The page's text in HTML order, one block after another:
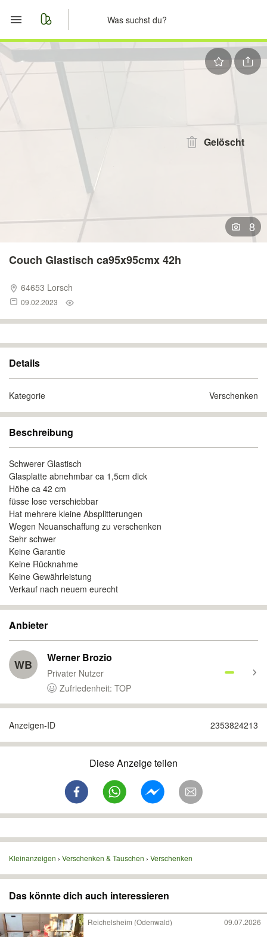
Merkliste
Nachrichten
Anzeige aufgeben
Gelöscht
8
Couch Glastisch ca95x95cmx 42h
64653 Lorsch
09.02.2023
Details
Kategorie Verschenken
Beschreibung
Schwerer Glastisch
Glasplatte abnehmbar ca 1,5cm dick
Höhe ca 42 cm
füsse lose verschiebbar
Hat mehrere kleine Absplitterungen
Wegen Neuanschaffung zu verschenken
Sehr schwer
Keine Garantie
Keine Rücknahme
Keine Gewährleistung
Verkauf nach neuem eurecht
Anbieter
WB Werner Brozio
Privater Nutzer
Zufriedenheit: TOP
Anzeigen-ID 2353824213
Diese Anzeige teilen
Kleinanzeigen Verschenken & Tauschen Verschenken
Das könnte dich auch interessieren
Reichelsheim (Odenwald) 09.07.2026